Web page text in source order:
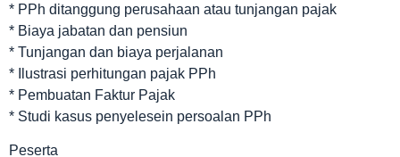
* PPh ditanggung perusahaan atau tunjangan pajak
* Biaya jabatan dan pensiun
* Tunjangan dan biaya perjalanan
* Ilustrasi perhitungan pajak PPh
* Pembuatan Faktur Pajak
* Studi kasus penyelesein persoalan PPh
Peserta